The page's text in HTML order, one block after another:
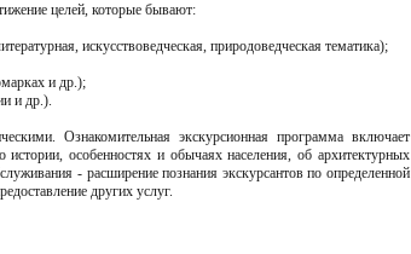
целей, которые бывают:
искусствоведческая, природоведческая тематика);
и др.);
и др.).
Ознакомительная экскурсионная программа включает
особенностях и обычаях населения, об архитектурных
- расширение познания экскурсантов по определенной
других услуг.